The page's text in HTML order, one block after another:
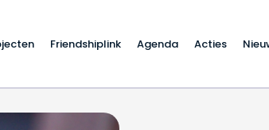
Friendshiplink Agenda Acties
wees er